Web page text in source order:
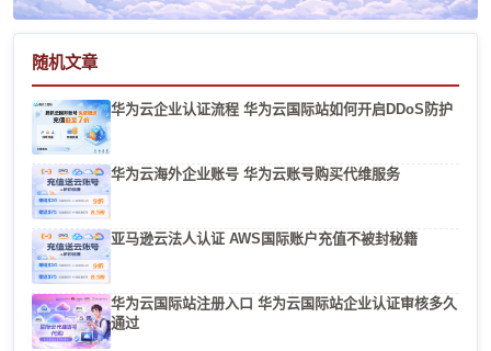
随机文章
华为云企业认证流程 华为云国际站如何开启DDoS防护
华为云海外企业账号 华为云账号购买代维服务
亚马逊云法人认证 AWS国际账户充值不被封秘籍
华为云国际站注册入口 华为云国际站企业认证审核多久
通过